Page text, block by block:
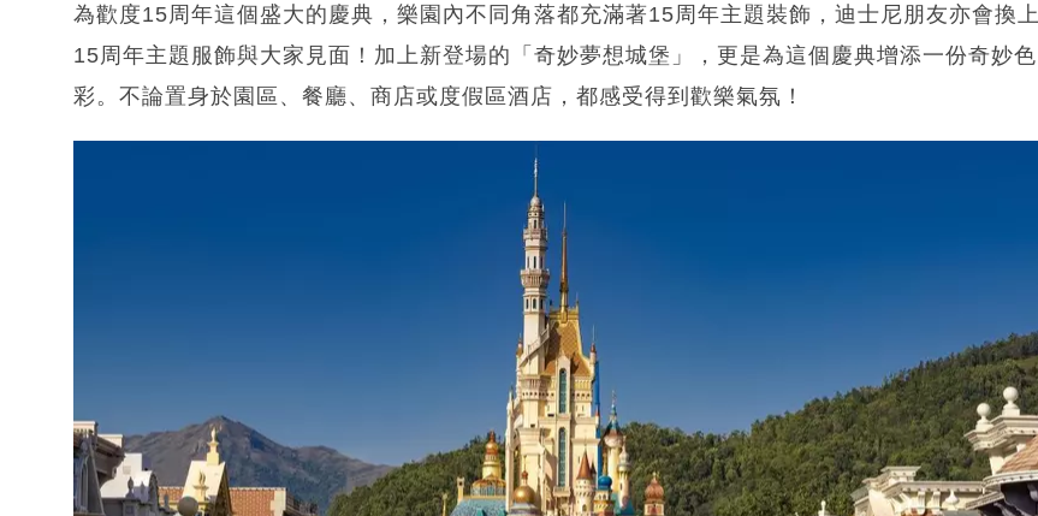
為歡度15周年這個盛大的慶典，樂園內不同角落都充滿著15周年主題裝飾，迪士尼朋友亦會換上
15周年主題服飾與大家見面！加上新登場的「奇妙夢想城堡」，更是為這個慶典增添一份奇妙色
彩。不論置身於園區、餐廳、商店或度假區酒店，都感受得到歡樂氣氛！